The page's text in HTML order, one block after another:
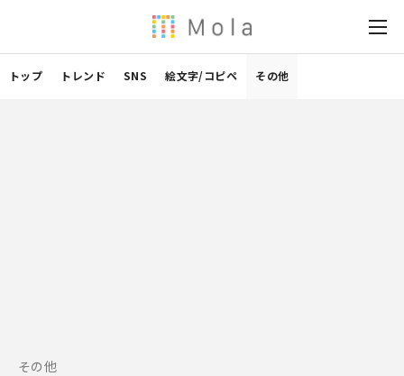
トップ トレンド SNS 絵文字/コピペ その他
その他